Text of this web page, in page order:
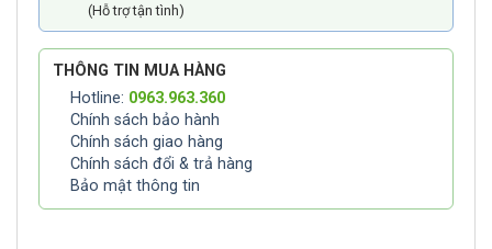
(Hỗ trợ tận tình)
THÔNG TIN MUA HÀNG
Hotline: 0963.963.360
Chính sách bảo hành
Chính sách giao hàng
Chính sách đổi & trả hàng
Bảo mật thông tin